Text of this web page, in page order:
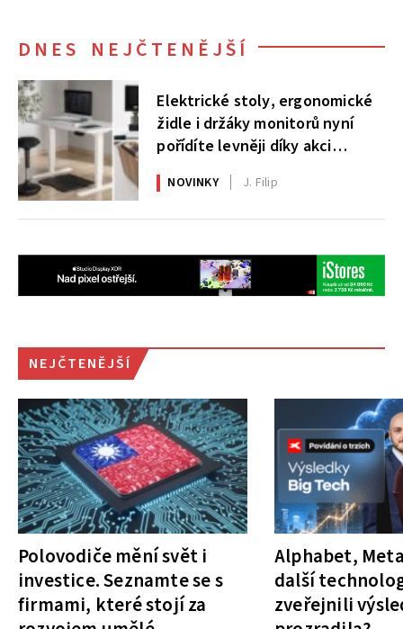
DNES NEJČTENĚJŠÍ
Elektrické stoly, ergonomické
židle i držáky monitorů nyní
pořídíte levněji díky akci
AlzaErgo
NOVINKY J. Filip
NEJČTENĚJŠÍ
Polovodiče mění svět i
investice. Seznamte se s
firmami, které stojí za
Alphabet,
další
zveřejnili